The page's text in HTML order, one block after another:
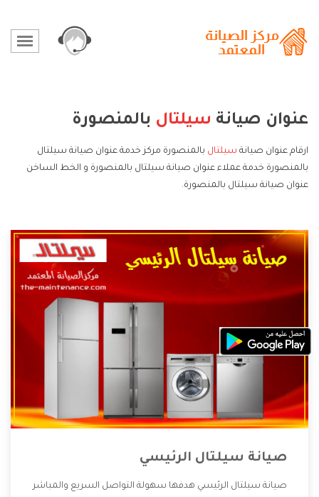
عنوان صيانة سيلتال بالمنصورة
ارقام عنوان صيانة سيلتال بالمنصورة مركز خدمة عنوان صيانة سيلتال
بالمنصورة خدمة عملاء عنوان صيانة سيلتال بالمنصورة و الخط الساخن
عنوان صيانة سيلتال بالمنصورة.
صيانة سيلتال الرئيسي
صيانة سيلتال الرئيسي هدفها سهولة التواصل السريع والمباشر